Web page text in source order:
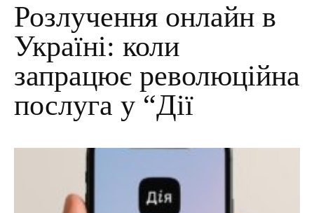
Розлучення онлайн в
Україні: коли
запрацює революційна
послуга у “Дії